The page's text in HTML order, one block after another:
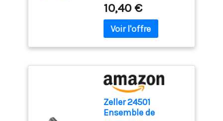
durable et précieux, ce
qui les rend robustes,
durables et élégants.
cm) est parfait pour
toutes les cuisines. Vous
pouvez facilement le
mettre dans un placard,
et la structure lourde et
massive du mortier est
10,40 €
Zeller 24501
Ensemble de